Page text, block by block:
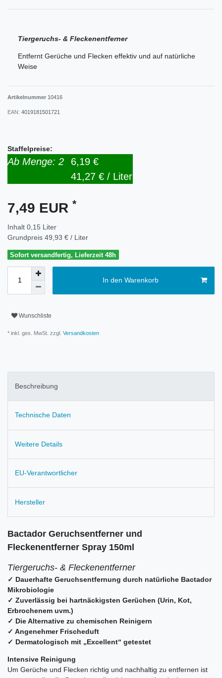
Tiergeruchs- & Fleckenentferner
Entfernt Gerüche und Flecken effektiv und auf natürliche
Weise
Artikelnummer 10416
EAN: 4019181501721
Staffelpreise:
Ab Menge: 2
6,19 €
41,27 € / Liter
7,49 EUR *
Inhalt 0,15 Liter
Grundpreis 49,93 € / Liter
Sofort versandfertig, Lieferzeit 48h
In den Warenkorb
Wunschliste
* inkl. ges. MwSt. zzgl. Versandkosten
Beschreibung
Technische Daten
Weitere Details
EU-Verantwortlicher
Hersteller
Bactador Geruchsentferner und
Fleckenentferner Spray 150ml
Tiergeruchs- & Fleckenentferner
✓ Dauerhafte Geruchsentfernung durch natürliche Bactador
Mikrobiologie
✓ Zuverlässig bei hartnäckigsten Gerüchen (Urin, Kot,
Erbrochenem uvm.)
✓ Die Alternative zu chemischen Reinigern
✓ Angenehmer Frischeduft
✓ Dermatologisch mit „Excellent“ getestet
Intensive Reinigung
Um Gerüche und Flecken richtig und nachhaltig zu entfernen ist